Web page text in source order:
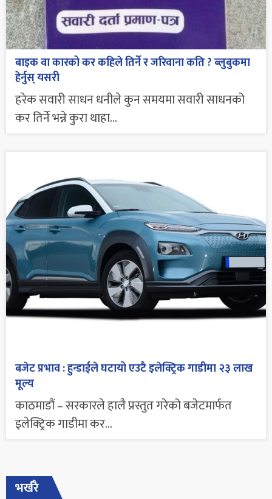
बाइक वा कारको कर कहिले तिर्ने र जरिवाना कति ? ब्लुबुकमा
हेर्नुस् यसरी
हरेक सवारी साधन धनीले कुन समयमा सवारी साधनको
कर तिर्ने भन्ने कुरा थाहा...
बजेट प्रभाव : हुन्डाईले घटायो एउटै इलेक्ट्रिक गाडीमा २३ लाख
मूल्य
काठमाडौं – सरकारले हालै प्रस्तुत गरेको बजेटमार्फत
इलेक्ट्रिक गाडीमा कर...
भर्खरै